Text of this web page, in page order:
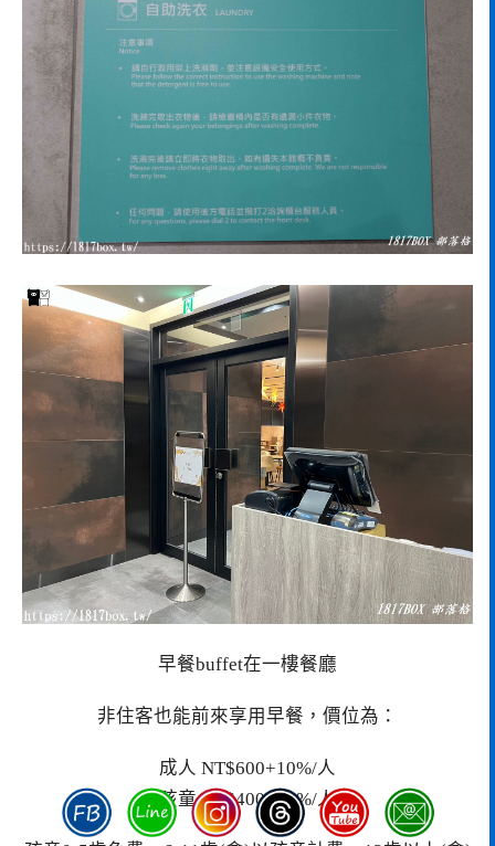
早餐buffet在一樓餐廳
非住客也能前來享用早餐，價位為：
成人 NT$600+10%/人
孩童 NT$400+10%/人